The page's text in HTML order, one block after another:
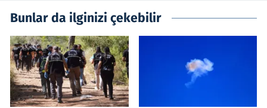
Bunlar da ilginizi çekebilir